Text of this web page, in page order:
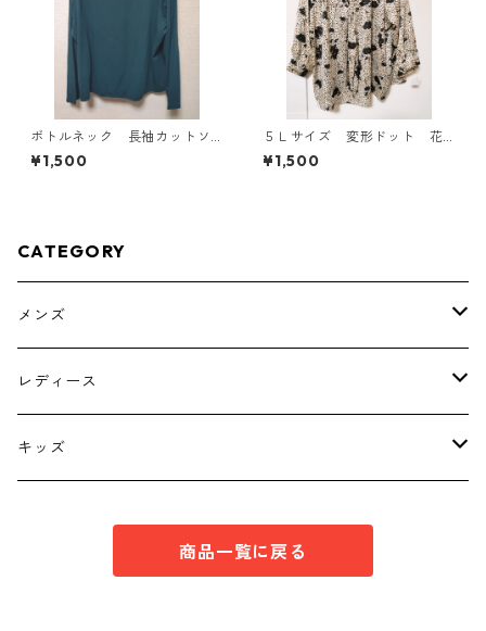
ボトルネック 長袖カットソ
ー ４Ｌ ティールグリー
ン KAE-4812
¥1,500
５Ｌサイズ 変形ドット 花
柄 ボウタイブラウス オフ
ホワイト KAE-4761
¥1,500
CATEGORY
メンズ
トップス
ボトムス
レディース
トップス
キッズ
商品一覧に戻る